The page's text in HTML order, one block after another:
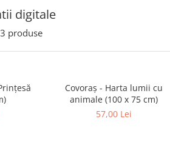
digitale
produse
Covoraș - Harta lumii cu
animale (100 x 75 cm)
57,00 Lei